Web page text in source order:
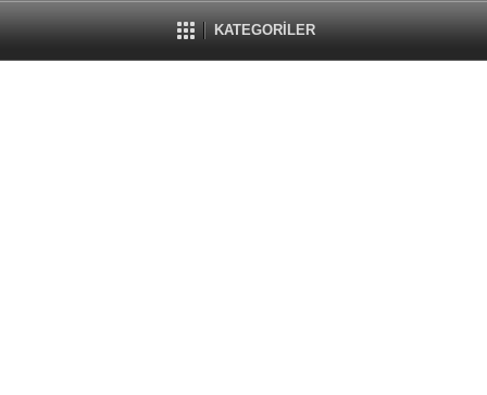
KATEGORİLER